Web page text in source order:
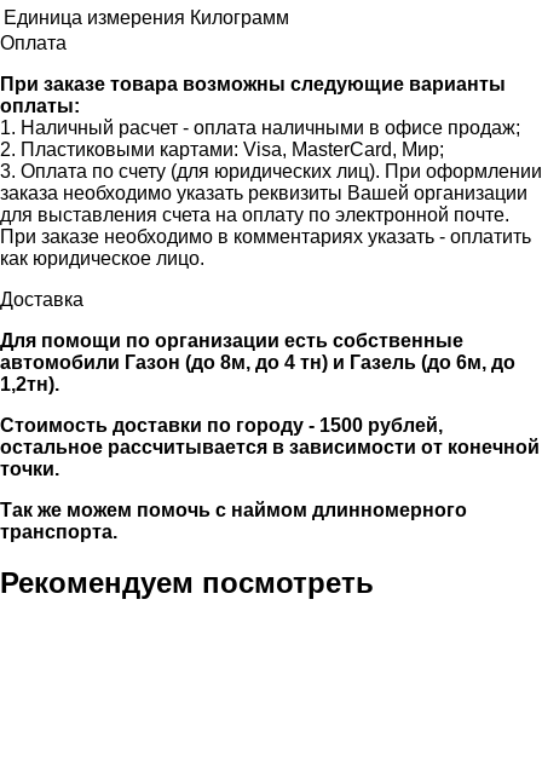
Единица измерения Килограмм
Оплата
При заказе товара возможны следующие варианты
оплаты:
1. Наличный расчет - оплата наличными в офисе продаж;
2. Пластиковыми картами: Visa, MasterCard, Мир;
3. Оплата по счету (для юридических лиц). При оформлении
заказа необходимо указать реквизиты Вашей организации
для выставления счета на оплату по электронной почте.
При заказе необходимо в комментариях указать - оплатить
как юридическое лицо.
Доставка
Для помощи по организации есть собственные
автомобили Газон (до 8м, до 4 тн) и Газель (до 6м, до
1,2тн).
Стоимость доставки по городу - 1500 рублей,
остальное рассчитывается в зависимости от конечной
точки.
Так же можем помочь с наймом длинномерного
транспорта.
Рекомендуем посмотреть